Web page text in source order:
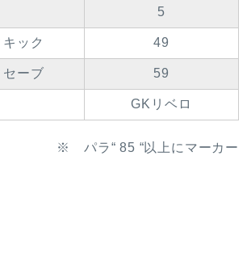
5
ック 49
ーブ 59
GKリベロ
※ パラ“ 85 “以上にマーカー